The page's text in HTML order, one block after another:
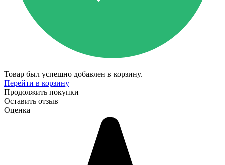
Товар был успешно добавлен в корзину.
Перейти в корзину
Продолжить покупки
Оставить отзыв
Оценка